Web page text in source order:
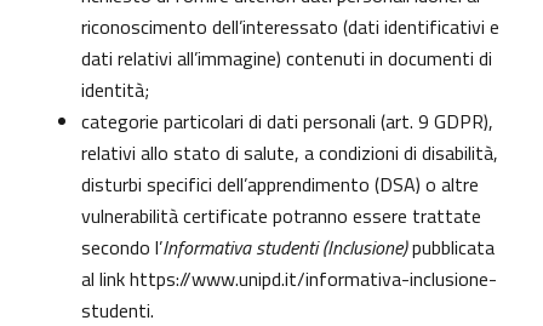
riconoscimento dell’interessato (dati identificativi e
dati relativi all’immagine) contenuti in documenti di
identità;
categorie particolari di dati personali (art. 9 GDPR),
relativi allo stato di salute, a condizioni di disabilità,
disturbi specifici dell’apprendimento (DSA) o altre
vulnerabilità certificate potranno essere trattate
secondo l’Informativa studenti (Inclusione)pubblicata
al linkhttps://www.unipd.it/informativa-inclusione-
studenti.